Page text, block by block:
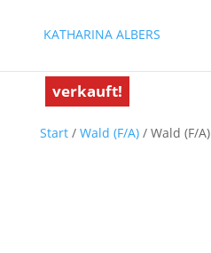
KATHARINA ALBERS
Start/ Wald (F/A)/ Wald (F/A)
verkauft!
verkauft!